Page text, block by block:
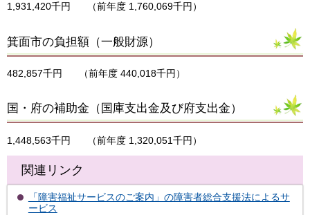
1,931,420千円 （前年度 1,760,069千円）
箕面市の負担額（一般財源）
482,857千円 （前年度 440,018千円）
国・府の補助金（国庫支出金及び府支出金）
1,448,563千円 （前年度 1,320,051千円）
関連リンク
「障害福祉サービスのご案内」の障害者総合支援法によるサ
ービス